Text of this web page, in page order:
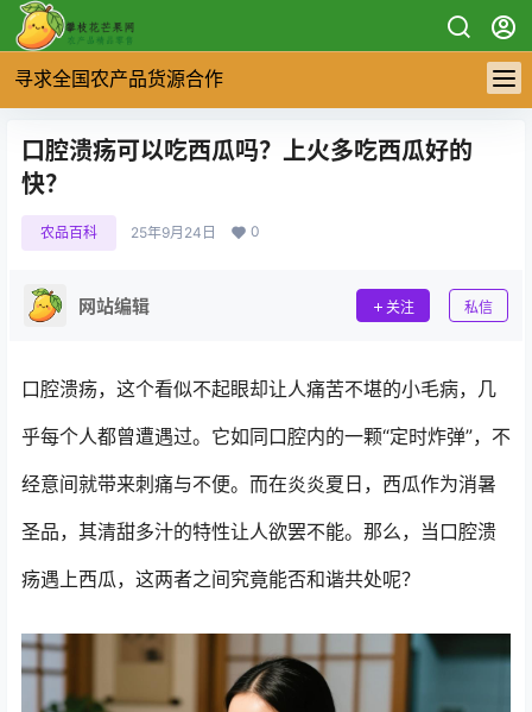
寻求全国农产品货源合作
口腔溃疡可以吃西瓜吗？上火多吃西瓜好的
快？
农品百科 25年9月24日 0
网站编辑 关注 私信
口腔溃疡，这个看似不起眼却让人痛苦不堪的小毛病，几
乎每个人都曾遭遇过。它如同口腔内的一颗“定时炸弹”，不
经意间就带来刺痛与不便。而在炎炎夏日，西瓜作为消暑
圣品，其清甜多汁的特性让人欲罢不能。那么，当口腔溃
疡遇上西瓜，这两者之间究竟能否和谐共处呢？